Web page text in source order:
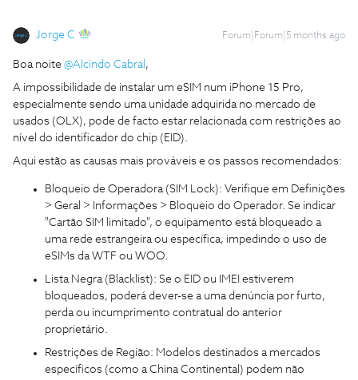
Jorge C Forum|Forum|5 months ago
Boa noite ​ @Alcindo Cabral ,
A impossibilidade de instalar um eSIM num iPhone 15 Pro,
especialmente sendo uma unidade adquirida no mercado de
usados (OLX), pode de facto estar relacionada com restrições ao
nível do identificador do chip (EID).
Aqui estão as causas mais prováveis e os passos recomendados:
Bloqueio de Operadora (SIM Lock): Verifique em Definições
> Geral > Informações > Bloqueio do Operador. Se indicar
"Cartão SIM limitado", o equipamento está bloqueado a
uma rede estrangeira ou específica, impedindo o uso de
eSIMs da WTF ou WOO.
Lista Negra (Blacklist): Se o EID ou IMEI estiverem
bloqueados, poderá dever-se a uma denúncia por furto,
perda ou incumprimento contratual do anterior
proprietário.
Restrições de Região: Modelos destinados a mercados
específicos (como a China Continental) podem não